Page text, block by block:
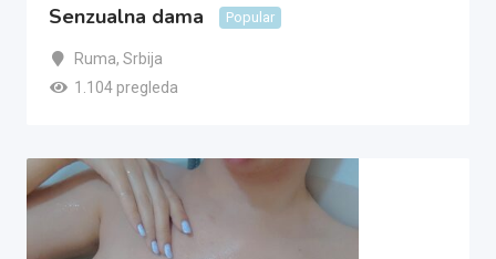
Senzualna dama Popular
Ruma, Srbija
1.104 pregleda